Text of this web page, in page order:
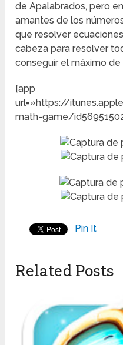
de Apalabrados, pero
amantes de los
que resolver
cabeza para resolver
conseguir el máximo de
[app
url=»https://
math-game/
Pin It
Related Posts